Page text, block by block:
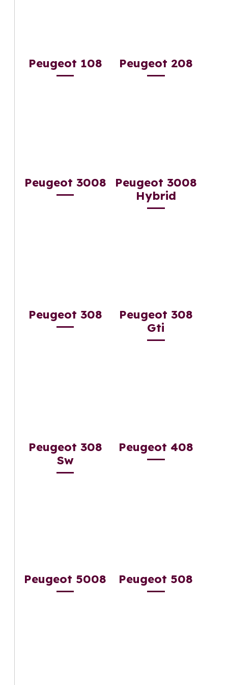
Peugeot 108 Peugeot 208
Peugeot 3008
Peugeot 3008
Hybrid
Peugeot 308
Peugeot 308
Gti
Peugeot 308
Sw
Peugeot 408
Peugeot 5008 Peugeot 508